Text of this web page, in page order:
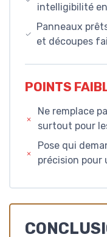
intelligibilité
Panneaux
et découpes
POINTS
Ne remplace
surtout pour
Pose qui
précision pour